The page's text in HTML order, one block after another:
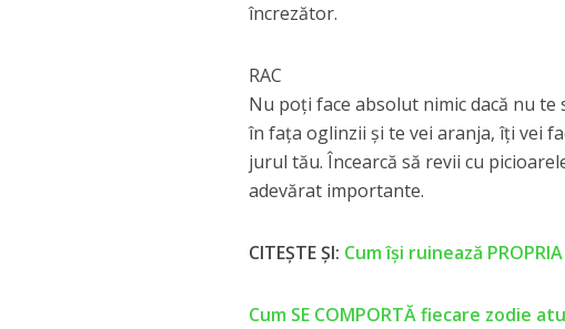
încrezător.
RAC
Nu poți face absolut nimic dacă nu
în fața oglinzii și te vei aranja, îți vei
jurul tău. Încearcă să revii cu
adevărat importante.
CITEȘTE ȘI: Cum își ruinează
Cum SE COMPORTĂ fiecare zodie